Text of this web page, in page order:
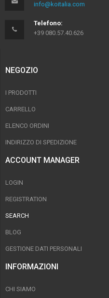
info@koitalia.com
Telefono:
+39 080.57.40.626
NEGOZIO
I PRODOTTI
CARRELLO
ELENCO ORDINI
INDIRIZZO DI SPEDIZIONE
ACCOUNT MANAGER
LOGIN
REGISTRATION
SEARCH
BLOG
GESTIONE DATI PERSONALI
INFORMAZIONI
CHI SIAMO